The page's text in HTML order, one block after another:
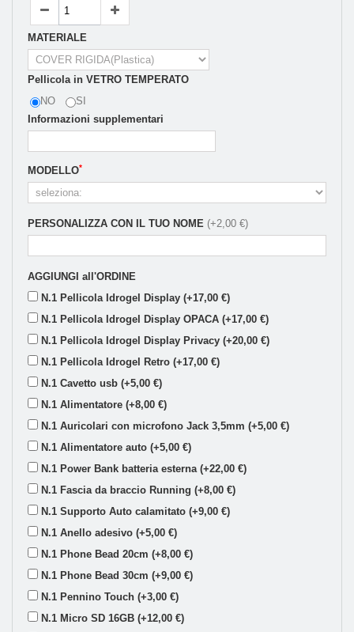
MATERIALE
Pellicola in VETRO TEMPERATO
NO
SI
Informazioni supplementari
MODELLO*
PERSONALIZZA CON IL TUO NOME (+2,00 €)
AGGIUNGI all'ORDINE
N.1 Pellicola Idrogel Display (+17,00 €)
N.1 Pellicola Idrogel Display OPACA (+17,00 €)
N.1 Pellicola Idrogel Display Privacy (+20,00 €)
N.1 Pellicola Idrogel Retro (+17,00 €)
N.1 Cavetto usb (+5,00 €)
N.1 Alimentatore (+8,00 €)
N.1 Auricolari con microfono Jack 3,5mm (+5,00 €)
N.1 Alimentatore auto (+5,00 €)
N.1 Power Bank batteria esterna (+22,00 €)
N.1 Fascia da braccio Running (+8,00 €)
N.1 Supporto Auto calamitato (+9,00 €)
N.1 Anello adesivo (+5,00 €)
N.1 Phone Bead 20cm (+8,00 €)
N.1 Phone Bead 30cm (+9,00 €)
N.1 Pennino Touch (+3,00 €)
N.1 Micro SD 16GB (+12,00 €)